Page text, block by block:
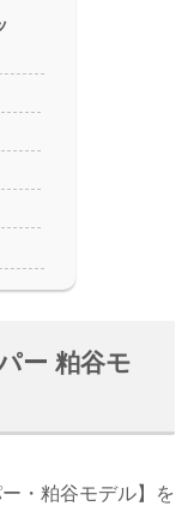
ー 粕谷モ
・粕谷モデル】を